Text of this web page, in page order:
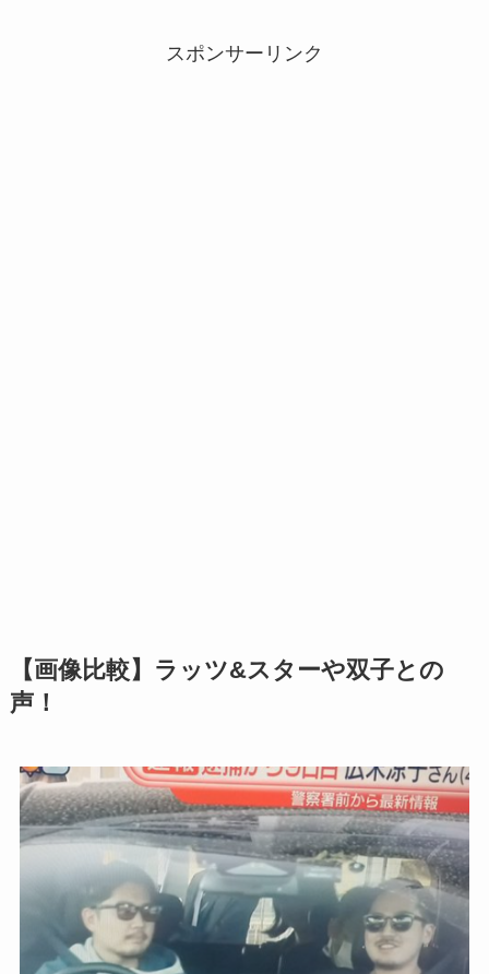
スポンサーリンク
【画像比較】ラッツ&スターや双子との
声！